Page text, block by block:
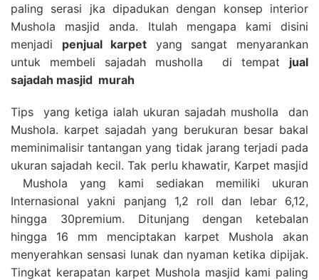
paling serasi jka dipadukan dengan konsep interior
Mushola masjid anda. Itulah mengapa kami disini
menjadi penjual karpet yang sangat menyarankan
untuk membeli sajadah musholla di tempat jual
sajadah masjid murah
Tips yang ketiga ialah ukuran sajadah musholla dan
Mushola. karpet sajadah yang berukuran besar bakal
meminimalisir tantangan yang tidak jarang terjadi pada
ukuran sajadah kecil. Tak perlu khawatir, Karpet masjid
Mushola yang kami sediakan memiliki ukuran
Internasional yakni panjang 1,2 roll dan lebar 6,12,
hingga 30premium. Ditunjang dengan ketebalan
hingga 16 mm menciptakan karpet Mushola akan
menyerahkan sensasi lunak dan nyaman ketika dipijak.
Tingkat kerapatan karpet Mushola masjid kami paling